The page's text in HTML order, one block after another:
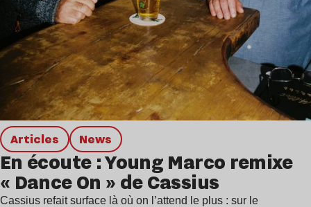
Articles news
En écoute : Young Marco remixe
« Dance On » de Cassius
Cassius refait surface là où on l’attend le plus : sur le